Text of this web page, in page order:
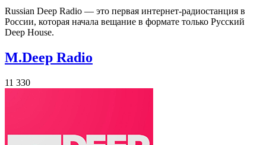
Russian Deep Radio — это первая интернет-радиостанция в
России, которая начала вещание в формате только Русский
Deep House.
M.Deep Radio
11 330